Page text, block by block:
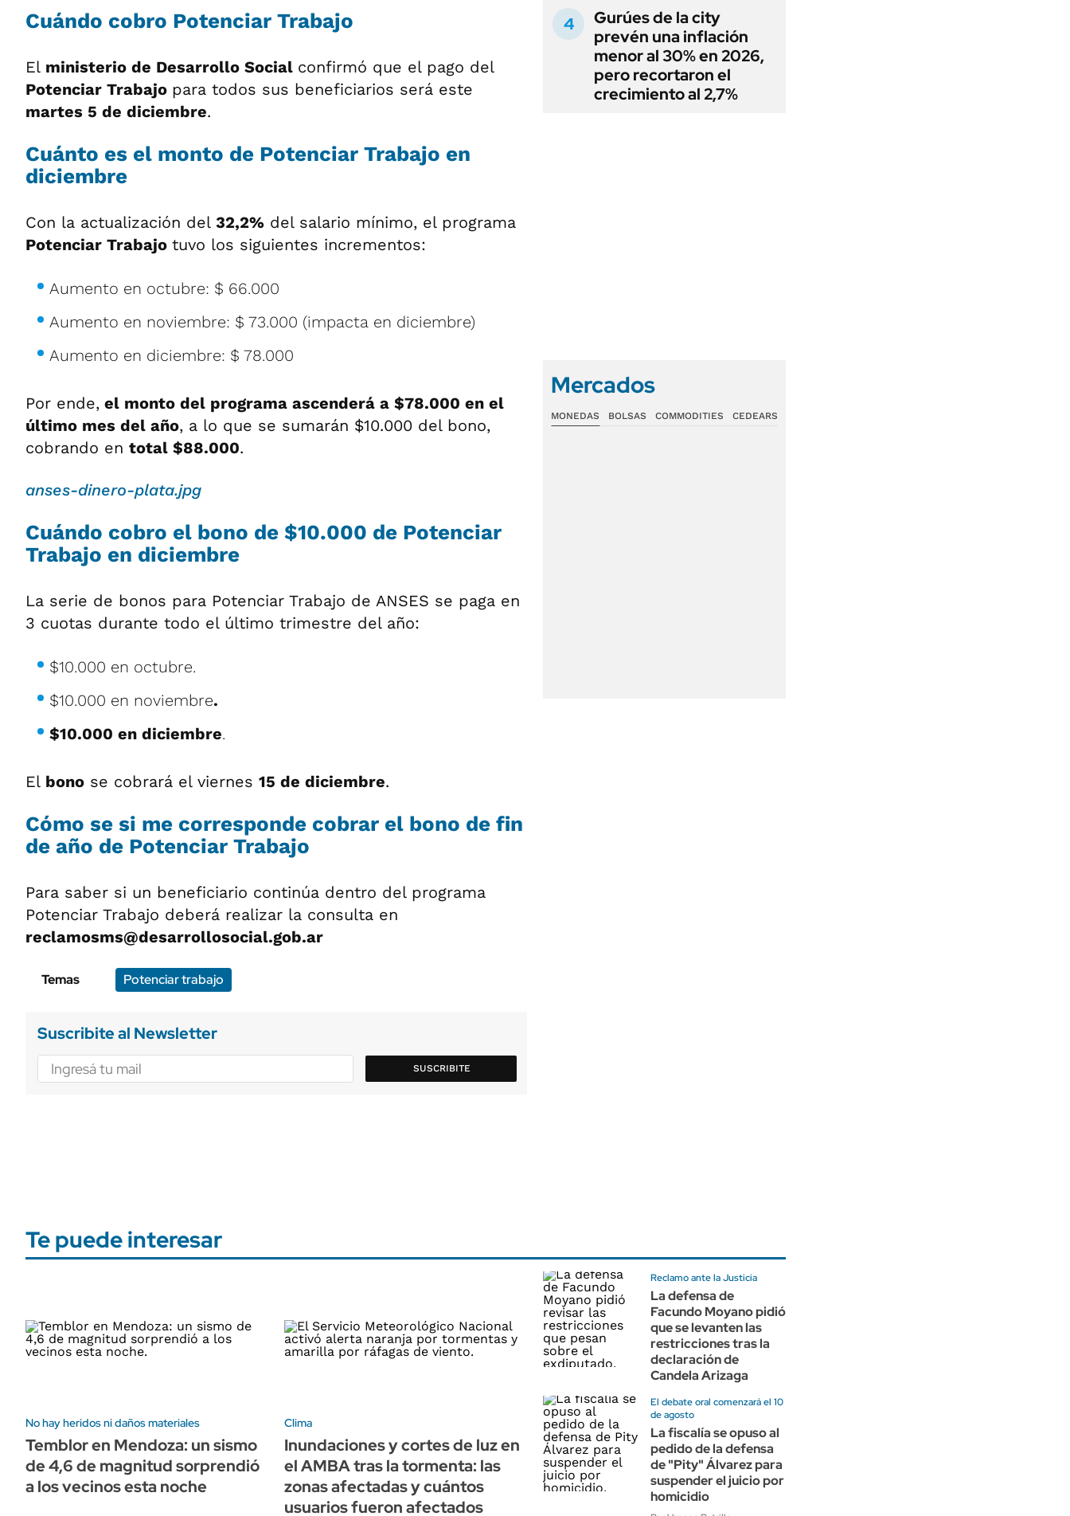
Cuándo cobro Potenciar Trabajo
El ministerio de Desarrollo Social confirmó que el pago del
Potenciar Trabajo para todos sus beneficiarios será este
martes 5 de diciembre.
Cuánto es el monto de Potenciar Trabajo en
diciembre
Con la actualización del 32,2% del salario mínimo, el programa
Potenciar Trabajo tuvo los siguientes incrementos:
Aumento en octubre: $ 66.000
Aumento en noviembre: $ 73.000 (impacta en diciembre)
Aumento en diciembre: $ 78.000
Por ende, el monto del programa ascenderá a $78.000 en el
último mes del año, a lo que se sumarán $10.000 del bono,
cobrando en total $88.000.
anses-dinero-plata.jpg
Cuándo cobro el bono de $10.000 de Potenciar
Trabajo en diciembre
La serie de bonos para Potenciar Trabajo de ANSES se paga en
3 cuotas durante todo el último trimestre del año:
$10.000 en octubre.
$10.000 en noviembre.
$10.000 en diciembre.
El bono se cobrará el viernes 15 de diciembre.
Cómo se si me corresponde cobrar el bono de fin
de año de Potenciar Trabajo
Para saber si un beneficiario continúa dentro del programa
Potenciar Trabajo deberá realizar la consulta en
reclamosms@desarrollosocial.gob.ar
Temas Potenciar trabajo
Suscribite al Newsletter
SUSCRIBITE
Gurúes de la city
prevén una inflación
menor al 30% en 2026,
pero recortaron el
crecimiento al 2,7%
Mercados
MONEDAS BOLSAS COMMODITIES CEDEARS
Te puede interesar
No hay heridos ni daños materiales
Temblor en Mendoza: un sismo
de 4,6 de magnitud sorprendió
a los vecinos esta noche
Clima
Inundaciones y cortes de luz en
el AMBA tras la tormenta: las
zonas afectadas y cuántos
usuarios fueron afectados
Reclamo ante la Justicia
La defensa de
Facundo Moyano pidió
que se levanten las
restricciones tras la
declaración de
Candela Arizaga
El debate oral comenzará el 10
de agosto
La fiscalía se opuso al
pedido de la defensa
de "Pity" Álvarez para
suspender el juicio por
homicidio